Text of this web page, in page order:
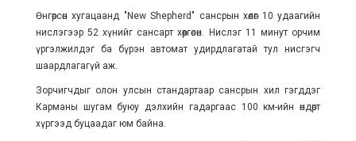
Өнгөрсөн хугацаанд "New Shepherd" сансрын хөлөг 10 удаагийн
нислэгээр 52 хүнийг сансарт хөөргөсөн. Нислэг 11 минут орчим
үргэлжилдэг ба бүрэн автомат удирдлагатай тул нисгэгч
шаардлагагүй аж.
Зорчигчдыг олон улсын стандартаар сансрын хил гэгддэг
Карманы шугам буюу дэлхийн гадаргаас 100 км-ийн өндөрт
хүргээд буцаадаг юм байна.